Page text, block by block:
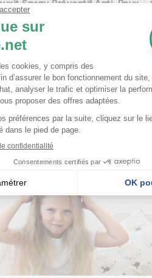
Spray Préventif Anti-Poux
ml
Ajouter